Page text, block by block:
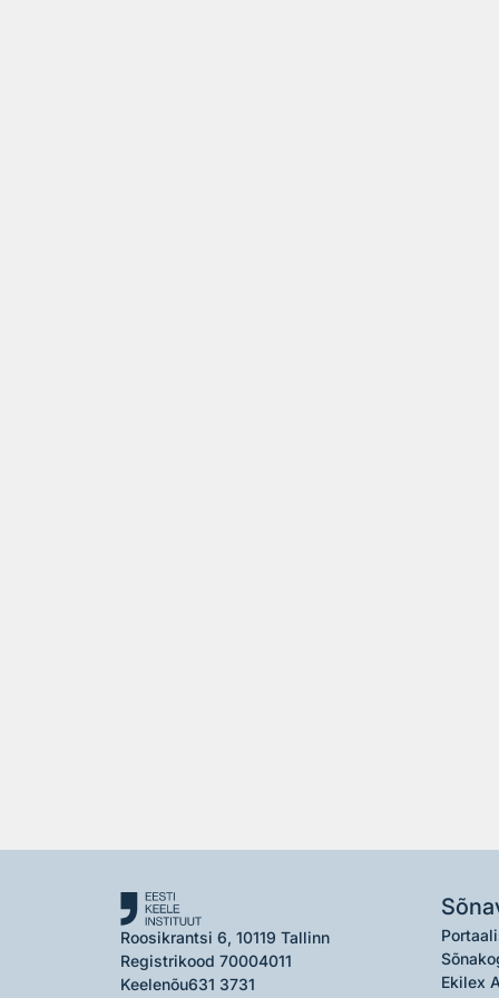
Roosikrantsi 6, 10119 Tallinn
Registrikood 70004011
Keelenõu631 3731
Ekilex